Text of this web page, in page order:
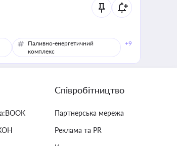
Паливно-енергетичний
комплекс
+9
Співробітництво
Партнерська мережа
Реклама та PR